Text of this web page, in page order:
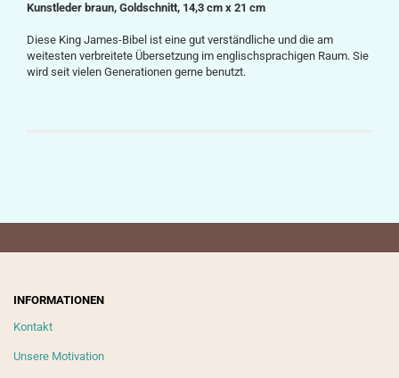
Kunstleder braun, Goldschnitt, 14,3 cm x 21 cm
Diese King James-Bibel ist eine gut verständliche und die am
weitesten verbreitete Übersetzung im englischsprachigen Raum. Sie
wird seit vielen Generationen gerne benutzt.
INFORMATIONEN
Kontakt
Unsere Motivation